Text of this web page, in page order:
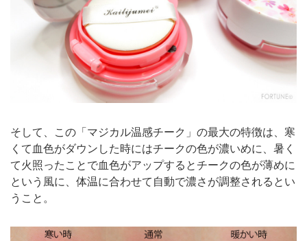
そして、この「マジカル温感チーク」の最大の特徴は、寒
くて血色がダウンした時にはチークの色が濃いめに、暑く
て火照ったことで血色がアップするとチークの色が薄めに
という風に、体温に合わせて自動で濃さが調整されるとい
うこと。